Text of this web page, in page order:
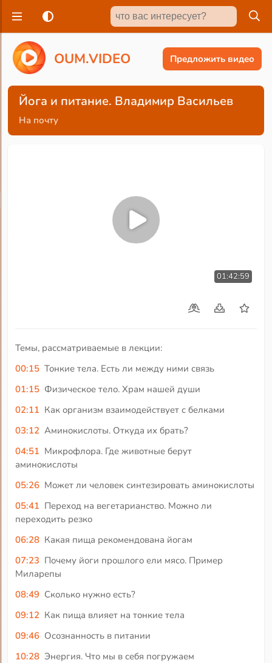
OUM.VIDEO Предложить видео
Йога и питание. Владимир Васильев
На почту
01:42:59
Темы, рассматриваемые в лекции:
00:15 Тонкие тела. Есть ли между ними связь
01:15 Физическое тело. Храм нашей души
02:11 Как организм взаимодействует с белками
03:12 Аминокислоты. Откуда их брать?
04:51 Микрофлора. Где животные берут
аминокислоты
05:26 Может ли человек синтезировать аминокислоты
05:41 Переход на вегетарианство. Можно ли
переходить резко
06:28 Какая пища рекомендована йогам
07:23 Почему йоги прошлого ели мясо. Пример
Миларепы
08:49 Сколько нужно есть?
09:12 Как пища влияет на тонкие тела
09:46 Осознанность в питании
10:28 Энергия. Что мы в себя погружаем